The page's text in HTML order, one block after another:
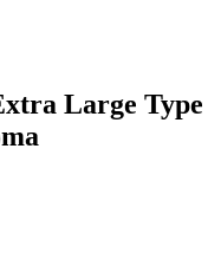
Large Type